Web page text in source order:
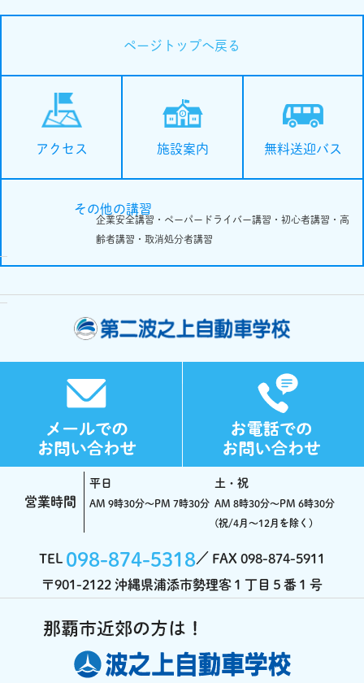
ページトップへ戻る
アクセス 施設案内 無料送迎バス
その他の講習
企業安全講習・ペーパードライバー講習・初心者講習・高
齢者講習・取消処分者講習
営業時間
平日
AM 9時30分～PM 7時30分
土・祝
AM 8時30分～PM 6時30分
(祝/4月～12月を除く)
TEL 098-874-5318
FAX 098-874-5911
〒901-2122 沖縄県浦添市勢理客１丁目５番１号